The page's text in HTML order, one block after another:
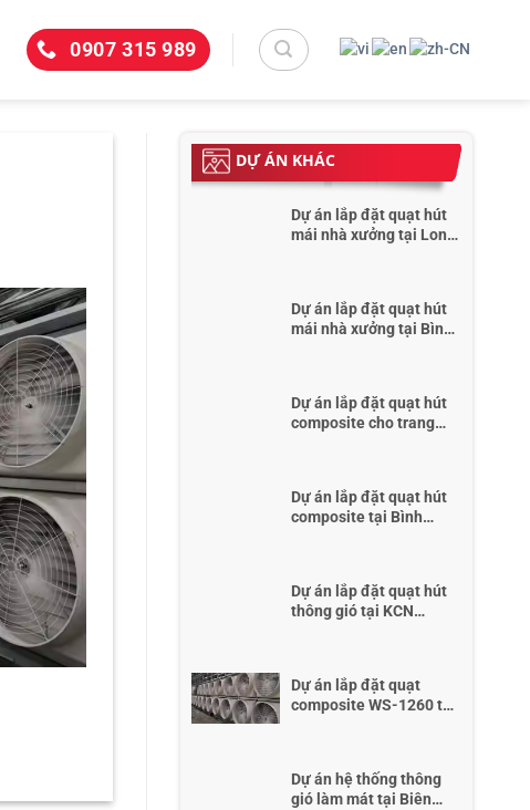
0907 315 989
DỰ ÁN KHÁC
Dự án lắp đặt quạt hút
mái nhà xưởng tại Long
Dự án lắp đặt quạt hút
mái nhà xưởng tại Bình
Dự án lắp đặt quạt hút
composite cho trang
Dự án lắp đặt quạt hút
composite tại Bình
Dự án lắp đặt quạt hút
thông gió tại KCN
Dự án lắp đặt quạt
composite WS-1260 tại
Dự án hệ thống thông
gió làm mát tại Biên